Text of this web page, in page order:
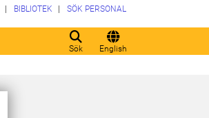
Sök English
BIBLIOTEK SÖK PERSONAL